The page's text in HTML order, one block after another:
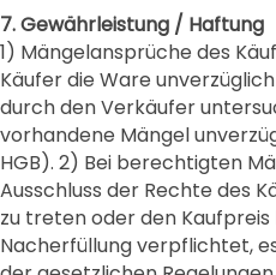
7. Gewährleistung / Haftung
1) Mängelansprüche des
Käufer die Ware
durch den Verkäufer
vorhandene Mängel
HGB). 2) Bei berechtigten
Ausschluss der Rechte des
zu treten oder den Kaufpreis
Nacherfüllung verpflichtet,